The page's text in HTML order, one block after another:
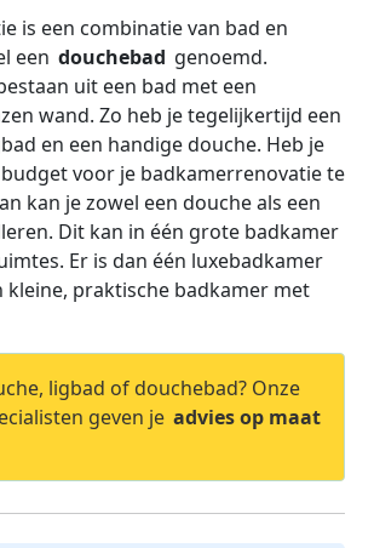
is een combinatie van bad en
een douchebad genoemd.
uit een bad met een
wand. Zo heb je tegelijkertijd een
en een handige douche. Heb je
voor je badkamerrenovatie te
kan je zowel een douche als een
Dit kan in één grote badkamer
Er is dan één luxebadkamer
kleine, praktische badkamer met
ligbad of douchebad? Onze
geven je advies op maat